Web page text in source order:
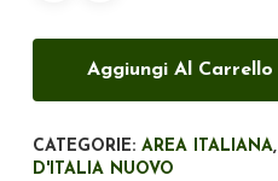
Aggiungi Al Carrello
CATEGORIE: AREA ITALIANA,
D'ITALIA NUOVO